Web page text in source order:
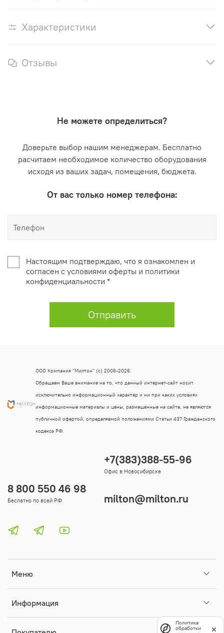
Характеристики
Отзывы
Не можете определиться?
Доверьте выбор нашим менеджерам. Бесплатно
расчитаем необходимое количество оборудования
исходя из ваших задач, помещения, бюджета.
От вас только номер телефона:
Настоящим подтверждаю, что я ознакомлен и
согласен с условиями оферты и политики
конфиденциальности *
Отправить
Меню
Информация
8 800 550 46 98
Беслатно по всей РФ
+7(383)388-55-96
Офис в Новосибирске
milton@milton.ru
ООО Компания "Милтон" (с) 2008-2026.
Обращаем Ваше внимание на то, что данный интернет-сайт носит
исключительно информационный характер и ни при каких условиях
информационные материалы и цены, размещенные на сайте, не являются
публичной офертой, определяемой положениями Статьи 437 Гражданского
кодекса РФ.
Политика
обработки